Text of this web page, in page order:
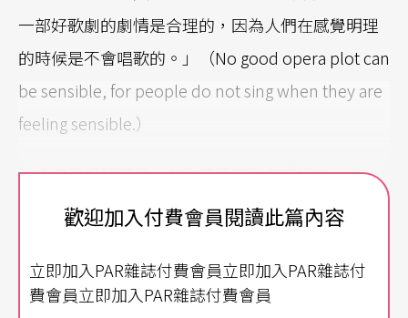
一部好歌劇的劇情是合理的，因為人們在感覺明理
的時候是不會唱歌的。」（No good opera plot can
be sensible, for people do not sing when they are
feeling sensible.）
也許這正好解釋了，在歐陸國家歌劇盛行的十八、
十九，甚至二十世紀初期，當華格納的神仙們大聲
們捶心肝地悲泣命運與愛情的殘酷；當馬斯奈的女
伶們華麗地滑行在高音和綢緞之間的同時，英吉利
歡迎加入付費會員閱讀此篇內容
立即加入PAR雜誌付費會員立即加入PAR雜誌付
費會員立即加入PAR雜誌付費會員